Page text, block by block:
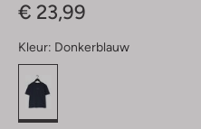
€ 23,99
Kleur: Donkerblauw